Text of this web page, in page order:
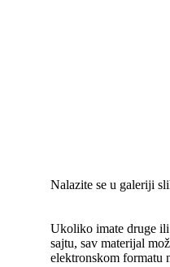
Nalazite se u galeriji
Ukoliko imate druge ili
sajtu, sav materijal
elektronskom formatu